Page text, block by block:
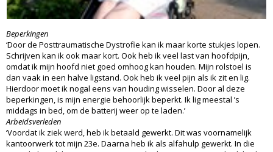
Beperkingen
‘Door de Posttraumatische Dystrofie kan ik maar korte stukjes lopen.
Schrijven kan ik ook maar kort. Ook heb ik veel last van hoofdpijn,
omdat ik mijn hoofd niet goed omhoog kan houden. Mijn rolstoel is
dan vaak in een halve ligstand. Ook heb ik veel pijn als ik zit en lig.
Hierdoor moet ik nogal eens van houding wisselen. Door al deze
beperkingen, is mijn energie behoorlijk beperkt. Ik lig meestal ’s
middags in bed, om de batterij weer op te laden.’
Arbeidsverleden
‘Voordat ik ziek werd, heb ik betaald gewerkt. Dit was voornamelijk
kantoorwerk tot mijn 23e. Daarna heb ik als alfahulp gewerkt. In die